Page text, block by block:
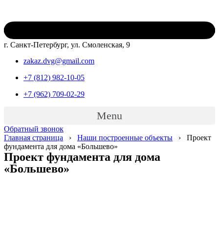
г. Санкт-Петербург, ул. Смоленская, 9
zakaz.dvg@gmail.com
+7 (812) 982-10-05
+7 (962) 709-02-29
Menu
Обратный звонок
Главная страница › Наши построенные объекты › Проект
фундамента для дома «Большево»
Проект фундамента для дома
«Большево»